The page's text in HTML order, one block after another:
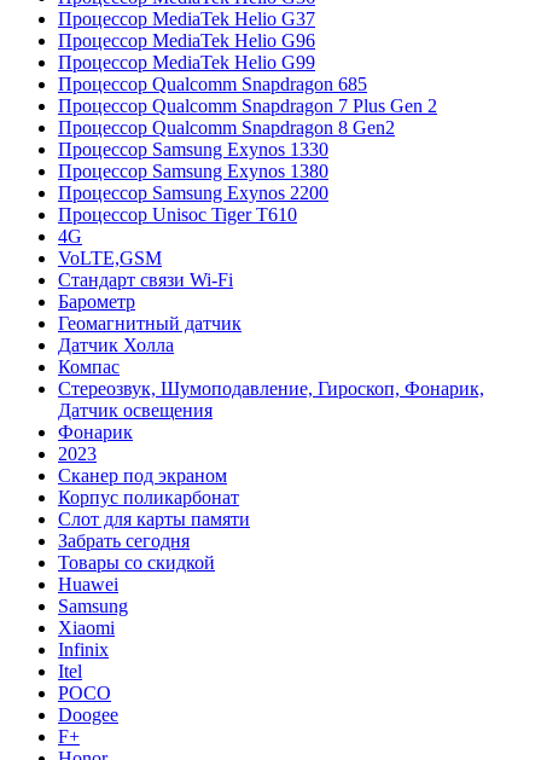
Процессор MediaTek Helio G37
Процессор MediaTek Helio G96
Процессор MediaTek Helio G99
Процессор Qualcomm Snapdragon 685
Процессор Qualcomm Snapdragon 7 Plus Gen 2
Процессор Qualcomm Snapdragon 8 Gen2
Процессор Samsung Exynos 1330
Процессор Samsung Exynos 1380
Процессор Samsung Exynos 2200
Процессор Unisoc Tiger T610
4G
VoLTE,GSM
Cтандарт связи Wi-Fi
Барометр
Геомагнитный датчик
Датчик Холла
Компас
Стереозвук, Шумоподавление, Гироскоп, Фонарик,
Датчик освещения
Фонарик
2023
Сканер под экраном
Корпус поликарбонат
Слот для карты памяти
Забрать сегодня
Товары со скидкой
Huawei
Samsung
Xiaomi
Infinix
Itel
POCO
Doogee
F+